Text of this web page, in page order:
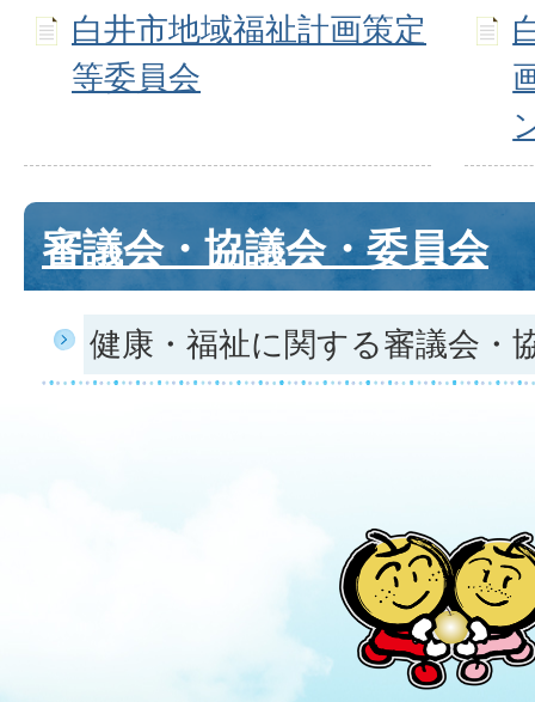
白井市地域福祉計画策定
等委員会
審議会・協議会・委員会
健康・福祉に関する審議会・